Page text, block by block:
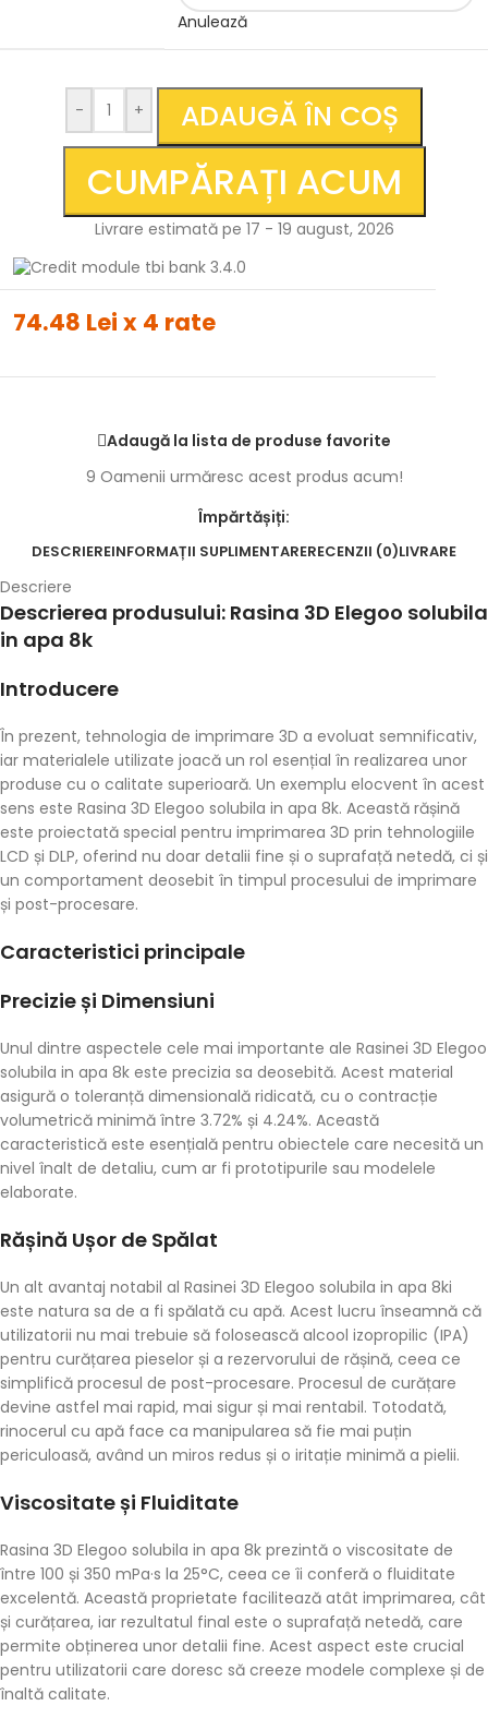
Anulează
- + ADAUGĂ ÎN COȘ
CUMPĂRAȚI ACUM
Livrare estimată pe 17 - 19 august, 2026
74.48 Lei x 4 rate
Adaugă la lista de produse favorite
9 Oamenii urmăresc acest produs acum!
Împărtășiți:
DESCRIEREINFORMAȚII SUPLIMENTARERECENZII (0)LIVRARE
Descriere
Descrierea produsului: Rasina 3D Elegoo solubila
in apa 8k
Introducere
În prezent, tehnologia de imprimare 3D a evoluat semnificativ,
iar materialele utilizate joacă un rol esențial în realizarea unor
produse cu o calitate superioară. Un exemplu elocvent în acest
sens este Rasina 3D Elegoo solubila in apa 8k. Această rășină
este proiectată special pentru imprimarea 3D prin tehnologiile
LCD și DLP, oferind nu doar detalii fine și o suprafață netedă, ci și
un comportament deosebit în timpul procesului de imprimare
și post-procesare.
Caracteristici principale
Precizie și Dimensiuni
Unul dintre aspectele cele mai importante ale Rasinei 3D Elegoo
solubila in apa 8k este precizia sa deosebită. Acest material
asigură o toleranță dimensională ridicată, cu o contracție
volumetrică minimă între 3.72% și 4.24%. Această
caracteristică este esențială pentru obiectele care necesită un
nivel înalt de detaliu, cum ar fi prototipurile sau modelele
elaborate.
Rășină Ușor de Spălat
Un alt avantaj notabil al Rasinei 3D Elegoo solubila in apa 8ki
este natura sa de a fi spălată cu apă. Acest lucru înseamnă că
utilizatorii nu mai trebuie să folosească alcool izopropilic (IPA)
pentru curățarea pieselor și a rezervorului de rășină, ceea ce
simplifică procesul de post-procesare. Procesul de curățare
devine astfel mai rapid, mai sigur și mai rentabil. Totodată,
rinocerul cu apă face ca manipularea să fie mai puțin
periculoasă, având un miros redus și o iritație minimă a pielii.
Viscositate și Fluiditate
Rasina 3D Elegoo solubila in apa 8k prezintă o viscositate de
între 100 și 350 mPa·s la 25°C, ceea ce îi conferă o fluiditate
excelentă. Această proprietate facilitează atât imprimarea, cât
și curățarea, iar rezultatul final este o suprafață netedă, care
permite obținerea unor detalii fine. Acest aspect este crucial
pentru utilizatorii care doresc să creeze modele complexe și de
înaltă calitate.